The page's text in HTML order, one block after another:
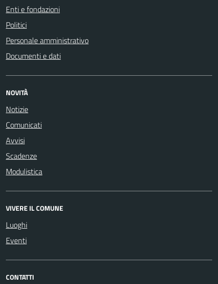
Enti e fondazioni
Politici
Personale amministrativo
Documenti e dati
NOVITÀ
Notizie
Comunicati
Avvisi
Scadenze
Modulistica
VIVERE IL COMUNE
Luoghi
Eventi
CONTATTI